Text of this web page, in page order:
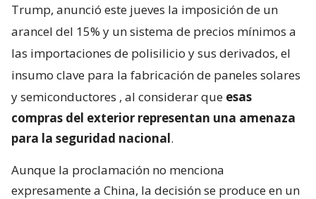
Trump, anunció este jueves la imposición de un
arancel del 15% y un sistema de precios mínimos a
las importaciones de polisilicio y sus derivados, el
insumo clave para la fabricación de paneles solares
y semiconductores , al considerar que esas
compras del exterior representan una amenaza
para la seguridad nacional.
Aunque la proclamación no menciona
expresamente a China, la decisión se produce en un